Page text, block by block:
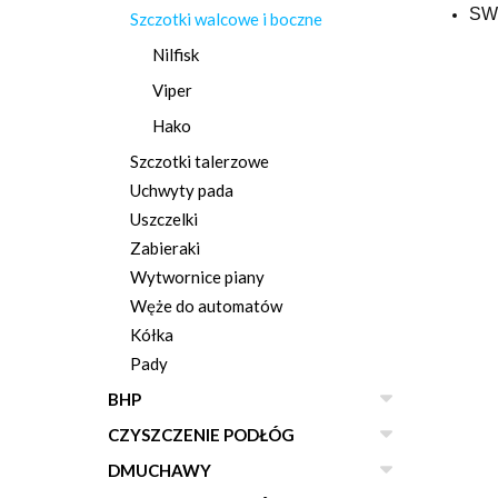
Szczotki walcowe i boczne
Nilfisk
Viper
Hako
Szczotki talerzowe
Uchwyty pada
Uszczelki
Zabieraki
Wytwornice piany
Węże do automatów
Kółka
Pady
BHP
CZYSZCZENIE PODŁÓG
DMUCHAWY